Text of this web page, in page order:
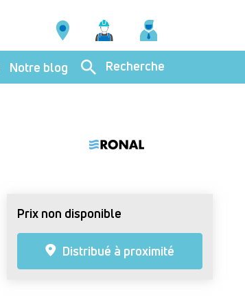
Notre blog Recherche
Prix non disponible
Distribué à proximité